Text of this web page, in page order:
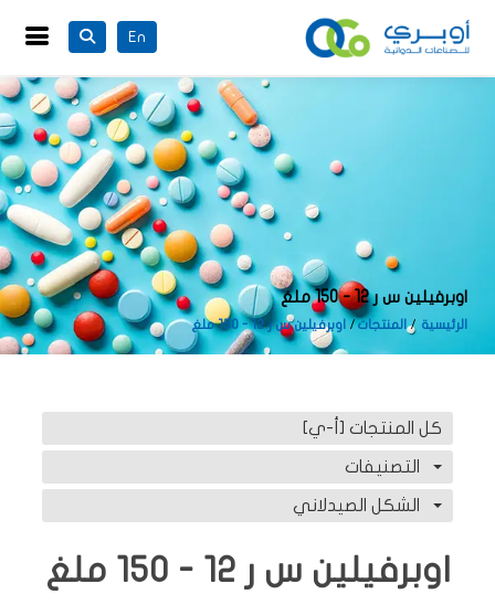
En
اوبرفيلين س ر 12 - 150 ملغ
الرئيسية المنتجات اوبرفيلين س ر 12 - 150 ملغ
كل المنتجات [أ-ي]
التصنيفات
الشكل الصيدلاني
اوبرفيلين س ر 12 - 150 ملغ